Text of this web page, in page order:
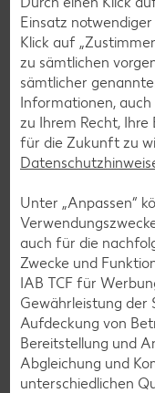
außerdem zur
Smoothie oder
Verwendung
Ihr Geschmack ist
Maracuja wegen des
Nektaren und
Kompott. Lecker
Soßen, pikanten
oder natürlich pur,
zur Verwendung der
Frische
Einsatz notwendiger
Klick auf
zu sämtlichen
sämtlicher
Informationen,
zu Ihrem Recht,
für die Zukunft zu
Unter „Anpassen“
auch für die
Zwecke und
IAB TCF für
Gewährleistung der
Aufdeckung von
Bereitstellung und
Abgleichung und
unterschiedlichen